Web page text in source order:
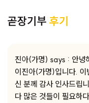
곧장기부 후기
진아(가명) says : 안녕
이진아(가명)입니다.
신 분께 감사 인사드립
다 많은 것들이 필요하